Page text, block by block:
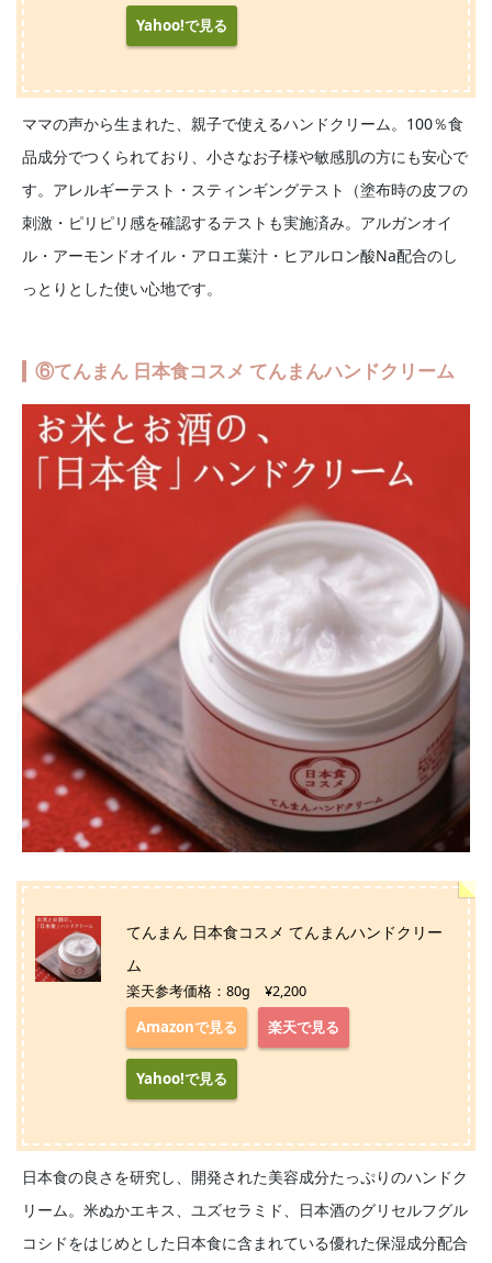
Yahoo!で見る
ママの声から生まれた、親子で使えるハンドクリーム。100％食
品成分でつくられており、小さなお子様や敏感肌の方にも安心で
す。アレルギーテスト・スティンギングテスト（塗布時の皮フの
刺激・ピリピリ感を確認するテストも実施済み。アルガンオイ
ル・アーモンドオイル・アロエ葉汁・ヒアルロン酸Na配合のし
っとりとした使い心地です。
⑥てんまん 日本食コスメ てんまんハンドクリーム
てんまん 日本食コスメ てんまんハンドクリー
ム
楽天参考価格：80g ¥2,200
Amazonで見る 楽天で見る
Yahoo!で見る
日本食の良さを研究し、開発された美容成分たっぷりのハンドク
リーム。米ぬかエキス、ユズセラミド、日本酒のグリセルフグル
コシドをはじめとした日本食に含まれている優れた保湿成分配合